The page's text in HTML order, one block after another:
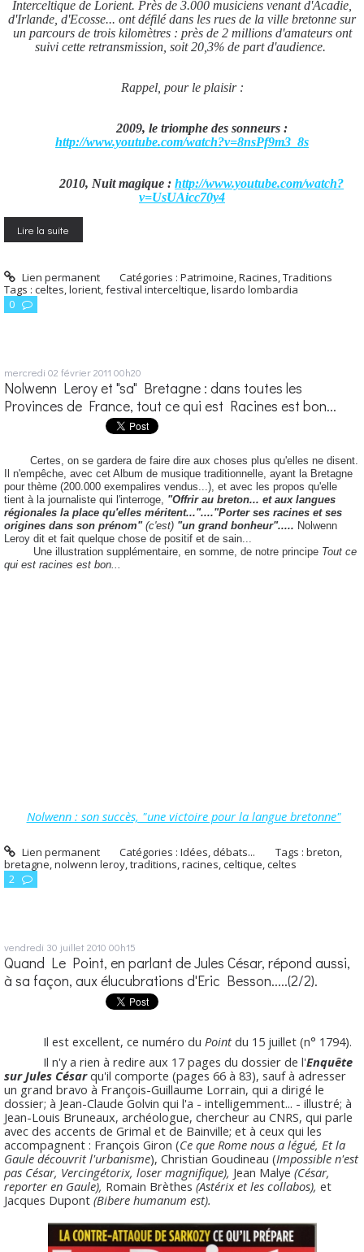
Interceltique de Lorient. Près de 3.000 musiciens venant d'Acadie,
d'Irlande, d'Ecosse... ont défilé dans les rues de la ville bretonne sur
un parcours de trois kilomètres : près de 2 millions d'amateurs ont
suivi cette retransmission, soit 20,3% de part d'audience.
Rappel, pour le plaisir :
2009, le triomphe des sonneurs :
http://www.youtube.com/watch?v=8nsPf9m3_8s
2010, Nuit magique : http://www.youtube.com/watch?
v=UsUAicc70y4
Lire la suite
Lien permanent Catégories :Patrimoine, Racines, Traditions
Tags : celtes lorient festival interceltique lisardo lombardia
0
mercredi 02 février 2011 00h20
Nolwenn Leroy et "sa" Bretagne : dans toutes les
Provinces de France, tout ce qui est Racines est bon...
Certes, on se gardera de faire dire aux choses plus qu'elles ne disent.
Il n'empêche, avec cet Album de musique traditionnelle, ayant la Bretagne
pour thème (200.000 exempalires vendus...), et avec les propos qu'elle
tient à la journaliste qui l'interroge, "Offrir au breton... et aux langues
régionales la place qu'elles méritent..."...."Porter ses racines et ses
origines dans son prénom" (c'est) "un grand bonheur"..... Nolwenn
Leroy dit et fait quelque chose de positif et de sain...
Une illustration supplémentaire, en somme, de notre principe Tout ce
qui est racines est bon...
Nolwenn : son succès, "une victoire pour la langue bretonne"
Lien permanent Catégories :Idées, débats... Tags :breton,
bretagne,nolwenn leroy,traditions,racines,celtique,celtes
2
vendredi 30 juillet 2010 00h15
Quand Le Point, en parlant de Jules César, répond aussi,
à sa façon, aux élucubrations d'Eric Besson.....(2/2).
Il est excellent, ce numéro du Pointdu 15 juillet (n° 1794).
Il n'y a rien à redire aux 17 pages du dossier de l'Enquête
sur Jules Césarqu'il comporte (pages 66 à 83), sauf à adresser
un grand bravo à François-Guillaume Lorrain, qui a dirigé le
dossier; à Jean-Claude Golvin qui l'a - intelligemment... - illustré; à
Jean-Louis Bruneaux, archéologue, chercheur au CNRS, qui parle
avec des accents de Grimal et de Bainville; et à ceux qui les
accompagnent : François Giron (Ce que Rome nous a légué, Et la
Gaule découvrit l'urbanisme), Christian Goudineau (Impossible n'est
pas César, Vercingétorix, loser magnifique), Jean Malye (César,
reporter en Gaule), Romain Brèthes (Astérix et les collabos), et
Jacques Dupont (Bibere humanum est).